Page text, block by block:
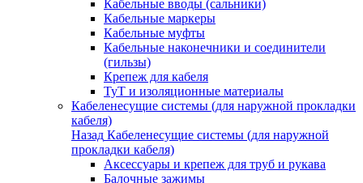
Кабельные вводы (сальники)
Кабельные маркеры
Кабельные муфты
Кабельные наконечники и соединители
(гильзы)
Крепеж для кабеля
ТуТ и изоляционные материалы
Кабеленесущие системы (для наружной прокладки
кабеля)
Назад Кабеленесущие системы (для наружной
прокладки кабеля)
Аксессуары и крепеж для труб и рукава
Балочные зажимы